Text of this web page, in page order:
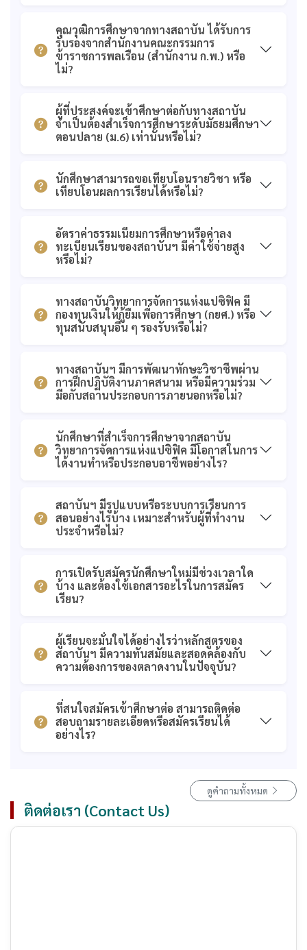
ก.ค.ศ.
คุณวุฒิการศึกษาจากทางสถาบัน ได้รับการ
รับรองจากสำนักงานคณะกรรมการ
ข้าราชการพลเรือน (สำนักงาน ก.พ.) หรือ
ไม่?
ผู้ที่ประสงค์จะเข้าศึกษาต่อกับทางสถาบัน
จำเป็นต้องสำเร็จการศึกษาระดับมัธยมศึกษา
ตอนปลาย (ม.6) เท่านั้นหรือไม่?
นักศึกษาสามารถขอเทียบโอนรายวิชา หรือ
เทียบโอนผลการเรียนได้หรือไม่?
อัตราค่าธรรมเนียมการศึกษาหรือค่าลง
ทะเบียนเรียนของสถาบันฯ มีค่าใช้จ่ายสูง
หรือไม่?
ทางสถาบันวิทยาการจัดการแห่งแปซิฟิค มี
กองทุนเงินให้กู้ยืมเพื่อการศึกษา (กยศ.) หรือ
ทุนสนับสนุนอื่น ๆ รองรับหรือไม่?
ทางสถาบันฯ มีการพัฒนาทักษะวิชาชีพผ่าน
การฝึกปฏิบัติงานภาคสนาม หรือมีความร่วม
มือกับสถานประกอบการภายนอกหรือไม่?
นักศึกษาที่สำเร็จการศึกษาจากสถาบัน
วิทยาการจัดการแห่งแปซิฟิค มีโอกาสในการ
ได้งานทำหรือประกอบอาชีพอย่างไร?
สถาบันฯ มีรูปแบบหรือระบบการเรียนการ
สอนอย่างไรบ้าง เหมาะสำหรับผู้ที่ทำงาน
ประจำหรือไม่?
การเปิดรับสมัครนักศึกษาใหม่มีช่วงเวลาใด
บ้าง และต้องใช้เอกสารอะไรในการสมัคร
เรียน?
ผู้เรียนจะมั่นใจได้อย่างไรว่าหลักสูตรของ
สถาบันฯ มีความทันสมัยและสอดคล้องกับ
ความต้องการของตลาดงานในปัจจุบัน?
ที่สนใจสมัครเข้าศึกษาต่อ สามารถติดต่อ
สอบถามรายละเอียดหรือสมัครเรียนได้
อย่างไร?
ดูคำถามทั้งหมด
ติดต่อเรา (Contact Us)